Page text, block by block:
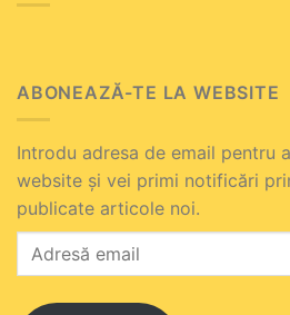
ABONEAZĂ-TE LA WEBSITE
Introdu adresa de email pentru
website și vei primi notificări
publicate articole noi.
Adresă